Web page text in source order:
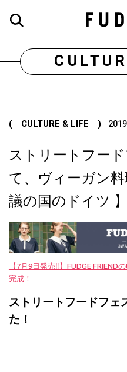
( CULTURE & LIFE )
ストリートフー
て、ヴィーガン
議の国のドイツ 】
【7月9日発売‼︎】FUDGE FRIEND
完成！
ストリートフードフェ
た！